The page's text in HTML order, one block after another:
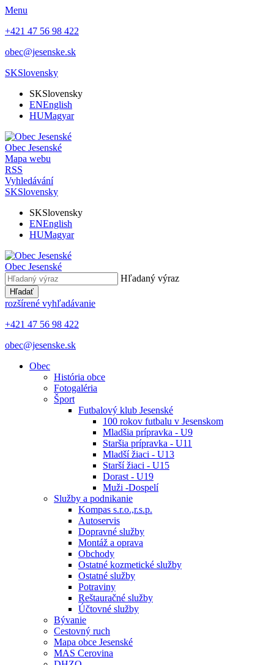
Menu
+421 47 56 98 422
obec@jesenske.sk
SKSlovensky
SKSlovensky
ENEnglish
HUMagyar
Obec Jesenské
Mapa webu
RSS
Vyhledávání
SKSlovensky
SKSlovensky
ENEnglish
HUMagyar
Obec Jesenské
Hľadaný výraz
Hľadať
rozšírené vyhľadávanie
+421 47 56 98 422
obec@jesenske.sk
Obec
História obce
Fotogaléria
Šport
Futbalový klub Jesenské
100 rokov futbalu v Jesenskom
Mladšia prípravka - U9
Staršia prípravka - U11
Mladší žiaci - U13
Starší žiaci - U15
Dorast - U19
Muži -Dospelí
Služby a podnikanie
Kompas s.r.o.,r.s.p.
Autoservis
Dopravné služby
Montáž a oprava
Obchody
Ostatné kozmetické služby
Ostatné služby
Potraviny
Reštauračné služby
Účtovné služby
Bývanie
Cestovný ruch
Mapa obce Jesenské
MAS Cerovina